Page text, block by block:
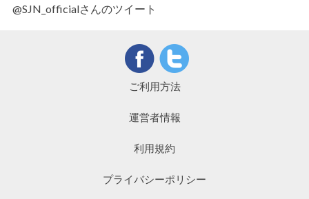
@SJN_officialさんのツイート
ご利用方法
運営者情報
利用規約
プライバシーポリシー